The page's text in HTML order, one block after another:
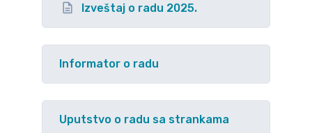
Izveštaj o radu 2025.
Informator o radu
Uputstvo o radu sa strankama